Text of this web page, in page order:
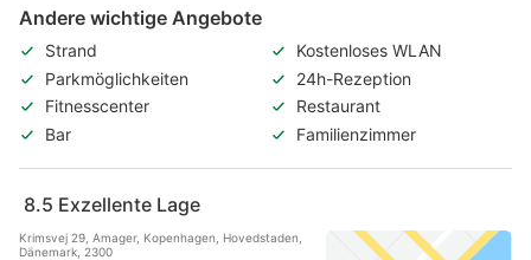
Andere wichtige Angebote
Strand
Kostenloses WLAN
Parkmöglichkeiten
24h-Rezeption
Fitnesscenter
Restaurant
Bar
Familienzimmer
8.5 Exzellente Lage
Krimsvej 29, Amager, Kopenhagen, Hovedstaden,
Dänemark, 2300